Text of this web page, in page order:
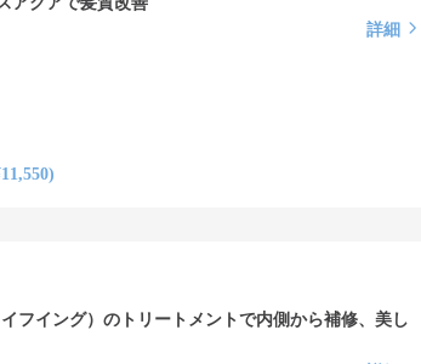
詳細
フイング）のトリートメントで内側から補修、美し